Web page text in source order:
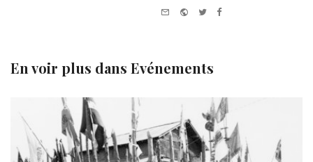
Website
TwitterFacebook
En voir plus dans Evénements